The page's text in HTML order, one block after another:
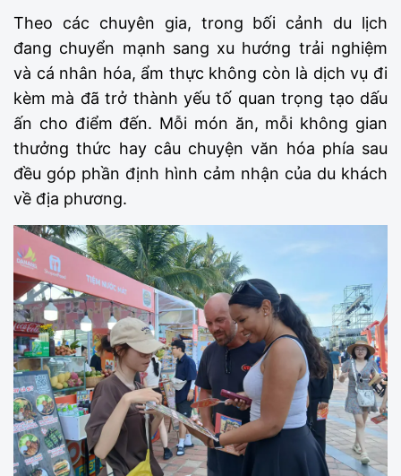
Theo các chuyên gia, trong bối cảnh du lịch
đang chuyển mạnh sang xu hướng trải nghiệm
và cá nhân hóa, ẩm thực không còn là dịch vụ đi
kèm mà đã trở thành yếu tố quan trọng tạo dấu
ấn cho điểm đến. Mỗi món ăn, mỗi không gian
thưởng thức hay câu chuyện văn hóa phía sau
đều góp phần định hình cảm nhận của du khách
về địa phương.